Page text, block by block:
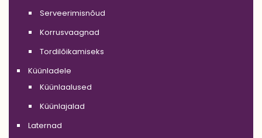
Serveerimisnõud
Korrusvaagnad
Tordilõikamiseks
Küünladele
Küünlaalused
Küünlajalad
Laternad